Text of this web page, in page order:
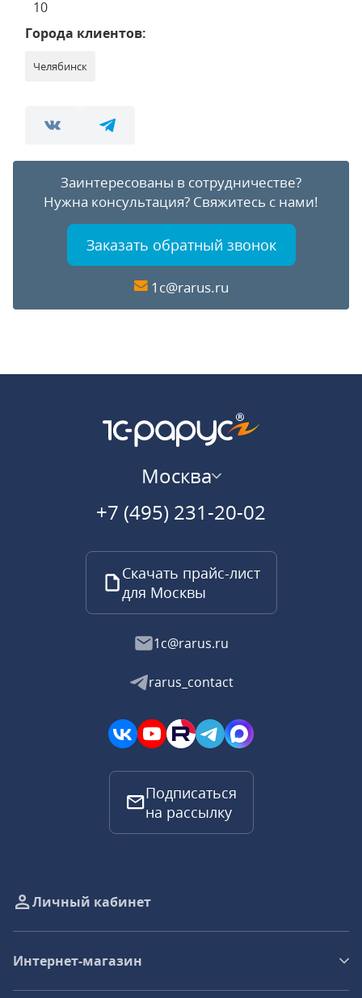
10
Города клиентов:
Челябинск
Заинтересованы в сотрудничестве?
Нужна консультация? Свяжитесь с нами!
Заказать обратный звонок
1c@rarus.ru
Москва
+7 (495) 231-20-02
Скачать прайс-лист
для Москвы
1c@rarus.ru
rarus_contact
Подписаться
на рассылку
Личный кабинет
Интернет-магазин